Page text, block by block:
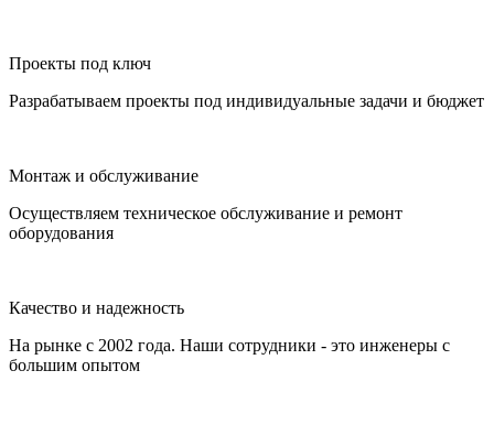
Проекты под ключ
Разрабатываем проекты под индивидуальные задачи и бюджет
Монтаж и обслуживание
Осуществляем техническое обслуживание и ремонт
оборудования
Качество и надежность
На рынке с 2002 года. Наши сотрудники - это инженеры с
большим опытом